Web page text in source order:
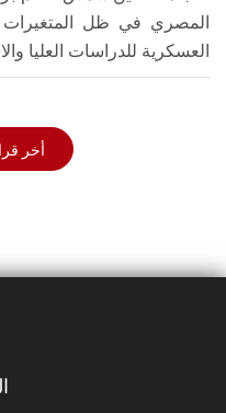
المصري في ظل المتغيرات
العسكرية للدراسات العليا
أخر